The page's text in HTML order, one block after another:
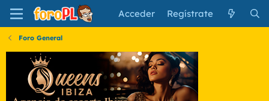
Acceder Regístrate
Foro General